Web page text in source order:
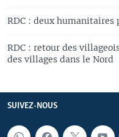
RDC : deux humanitaires
RDC : retour des
des villages dans le Nord
SUIVEZ-NOUS